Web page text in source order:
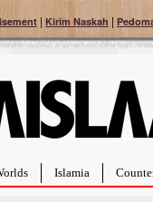
| Kirim Naskah |
Islamia